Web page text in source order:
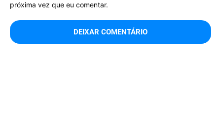
próxima vez que eu comentar.